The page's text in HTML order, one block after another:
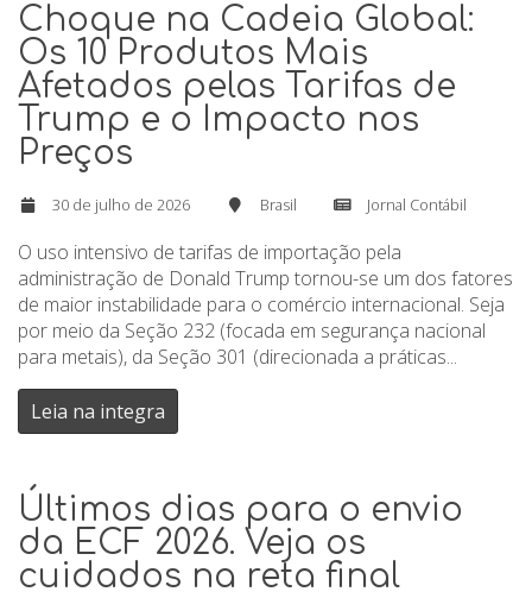
Choque na Cadeia Global:
Os 10 Produtos Mais
Afetados pelas Tarifas de
Trump e o Impacto nos
Preços
30 de julho de 2026 Brasil Jornal Contábil
O uso intensivo de tarifas de importação pela
administração de Donald Trump tornou-se um dos fatores
de maior instabilidade para o comércio internacional. Seja
por meio da Seção 232 (focada em segurança nacional
para metais), da Seção 301 (direcionada a práticas...
Leia na integra
Últimos dias para o envio
da ECF 2026. Veja os
cuidados na reta final